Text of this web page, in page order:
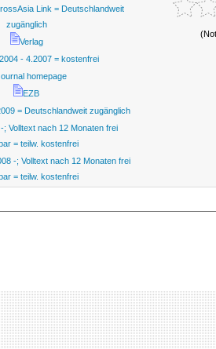
Link = Deutschlandweit
zugänglich
Verlag
- 4.2007 = kostenfrei
homepage
EZB
= Deutschlandweit zugänglich
; Volltext nach 12 Monaten frei
= teilw. kostenfrei
-; Volltext nach 12 Monaten frei
= teilw. kostenfrei